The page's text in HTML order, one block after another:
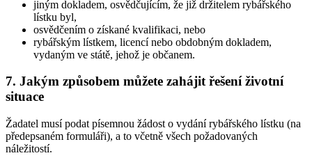
jiným dokladem, osvědčujícím, že již držitelem rybářského
lístku byl,
osvědčením o získané kvalifikaci, nebo
rybářským lístkem, licencí nebo obdobným dokladem,
vydaným ve státě, jehož je občanem.
7. Jakým způsobem můžete zahájit řešení životní
situace
Žadatel musí podat písemnou žádost o vydání rybářského lístku (na
předepsaném formuláři), a to včetně všech požadovaných
náležitostí.